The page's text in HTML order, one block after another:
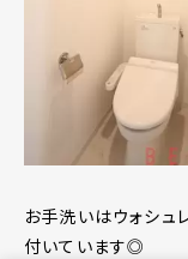
お手洗いはウォシュ
付いています◎